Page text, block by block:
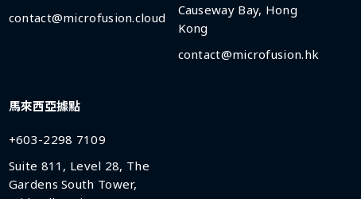
contact@microfusion.cloud
Causeway Bay, Hong
Kong
contact@microfusion.hk
馬來西亞據點
+603-2298 7109
Suite 811, Level 28, The
Gardens South Tower,